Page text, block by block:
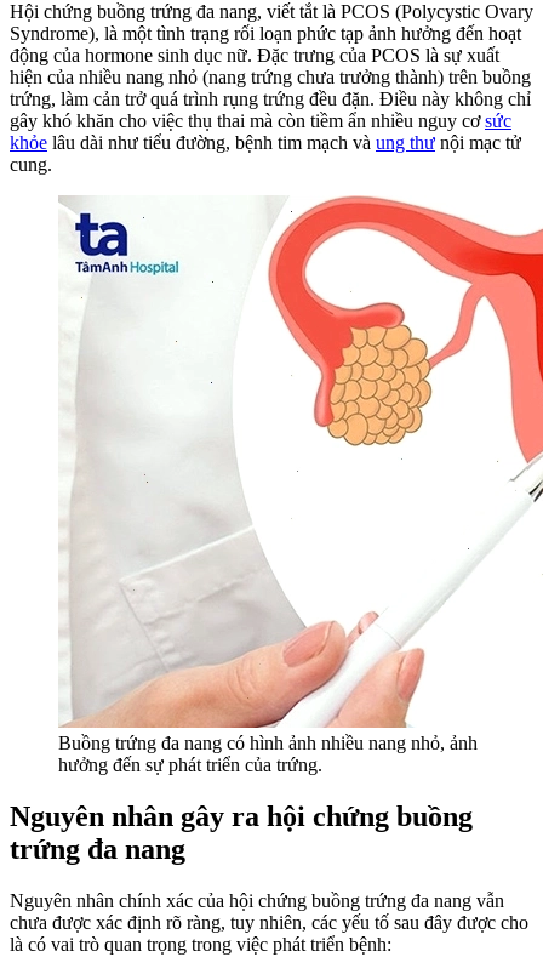
Hội chứng buồng trứng đa nang, viết tắt là PCOS (Polycystic Ovary
Syndrome), là một tình trạng rối loạn phức tạp ảnh hưởng đến hoạt
động của hormone sinh dục nữ. Đặc trưng của PCOS là sự xuất
hiện của nhiều nang nhỏ (nang trứng chưa trưởng thành) trên buồng
trứng, làm cản trở quá trình rụng trứng đều đặn. Điều này không chỉ
gây khó khăn cho việc thụ thai mà còn tiềm ẩn nhiều nguy cơsức
khỏe lâu dài như tiểu đường, bệnh tim mạch và ung thư nội mạc tử
cung.
Buồng trứng đa nang có hình ảnh nhiều nang nhỏ, ảnh
hưởng đến sự phát triển của trứng.
Nguyên nhân gây ra hội chứng buồng
trứng đa nang
Nguyên nhân chính xác của hội chứng buồng trứng đa nang vẫn
chưa được xác định rõ ràng, tuy nhiên, các yếu tố sau đây được cho
là có vai trò quan trọng trong việc phát triển bệnh: